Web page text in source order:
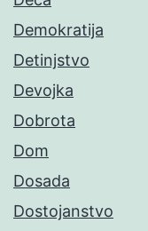
Demokratija
Detinjstvo
Devojka
Dobrota
Dom
Dosada
Dostojanstvo